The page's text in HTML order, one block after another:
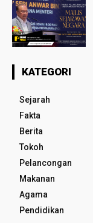
KATEGORI
Sejarah
Fakta
Berita
Tokoh
Pelancongan
Makanan
Agama
Pendidikan